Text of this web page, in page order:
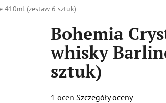
410ml (zestaw 6 sztuk)
Bohemia
whisky
sztuk)
Średnia
1 ocen Szczegóły oceny